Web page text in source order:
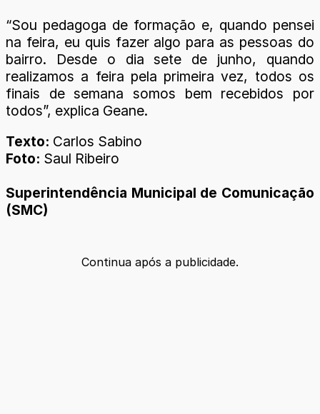
“Sou pedagoga de formação e, quando pensei
na feira, eu quis fazer algo para as pessoas do
bairro. Desde o dia sete de junho, quando
realizamos a feira pela primeira vez, todos os
finais de semana somos bem recebidos por
todos”, explica Geane.
Texto: Carlos Sabino
Foto: Saul Ribeiro
Superintendência Municipal de Comunicação
(SMC)
Continua após a publicidade.